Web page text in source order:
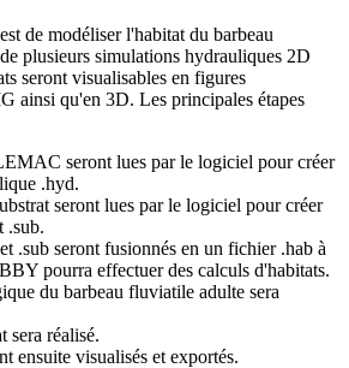
de modéliser l'habitat du barbeau
plusieurs simulations hydrauliques 2D
seront visualisables en figures
ainsi qu'en 3D. Les principales étapes
seront lues par le logiciel pour créer
.hyd.
seront lues par le logiciel pour créer
.sub.
.sub seront fusionnés en un fichier .hab à
pourra effectuer des calculs d'habitats.
du barbeau fluviatile adulte sera
sera réalisé.
ensuite visualisés et exportés.